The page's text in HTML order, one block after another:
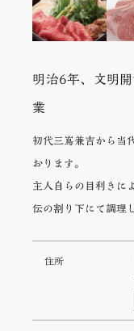
明治6年、文明
業
初代三嶌兼吉から当
おります。
主人自らの目利きに
伝の割り下にて調理
住所